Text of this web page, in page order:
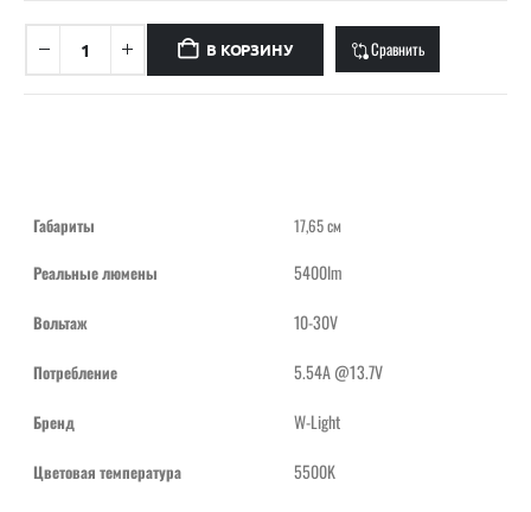
В КОРЗИНУ Сравнить
Габариты
17,65 см
Реальные люмены
5400lm
Вольтаж 10-30V
Потребление 5.54A @13.7V
Бренд W-Light
Цветовая температура 5500K